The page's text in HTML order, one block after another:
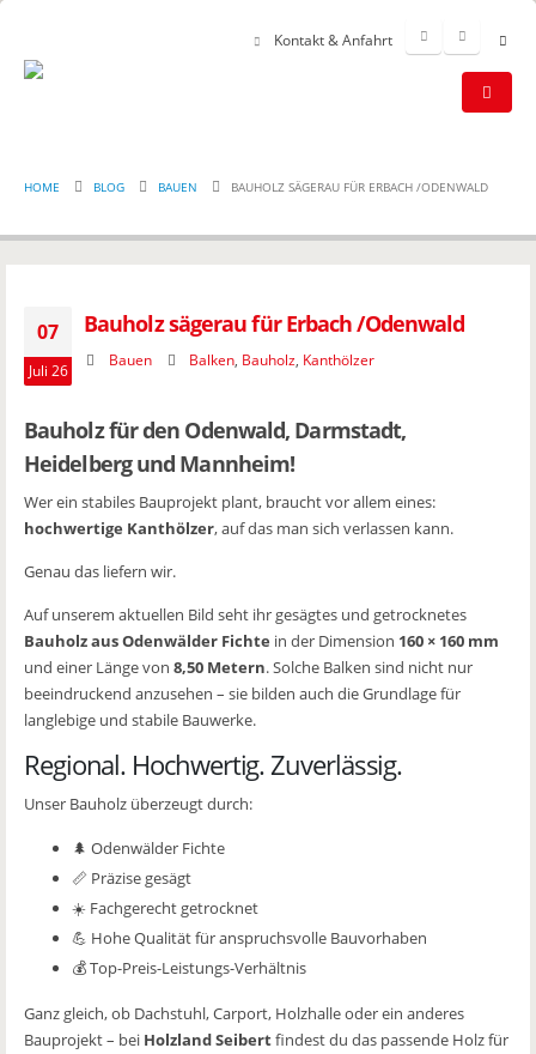
Kontakt & Anfahrt
HOME BLOG BAUEN BAUHOLZ SÄGERAU FÜR ERBACH /ODENWALD
07
Juli 26
Bauholz sägerau für Erbach /Odenwald
Bauen Balken Bauholz Kanthölzer
Bauholz für den Odenwald, Darmstadt,
Heidelberg und Mannheim!
Wer ein stabiles Bauprojekt plant, braucht vor allem eines:
hochwertige Kanthölzer, auf das man sich verlassen kann.
Genau das liefern wir.
Auf unserem aktuellen Bild seht ihr gesägtes und getrocknetes
Bauholz aus Odenwälder Fichte in der Dimension 160 × 160 mm
und einer Länge von 8,50 Metern. Solche Balken sind nicht nur
beeindruckend anzusehen – sie bilden auch die Grundlage für
langlebige und stabile Bauwerke.
Regional. Hochwertig. Zuverlässig.
Unser Bauholz überzeugt durch:
🌲 Odenwälder Fichte
📏 Präzise gesägt
☀️ Fachgerecht getrocknet
💪 Hohe Qualität für anspruchsvolle Bauvorhaben
💰 Top-Preis-Leistungs-Verhältnis
Ganz gleich, ob Dachstuhl, Carport, Holzhalle oder ein anderes
Bauprojekt – bei Holzland Seibertfindest du das passende Holz für